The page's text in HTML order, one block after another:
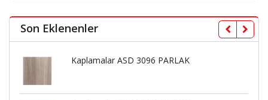
Son Eklenenler
Kaplamalar ASD 3096 PARLAK